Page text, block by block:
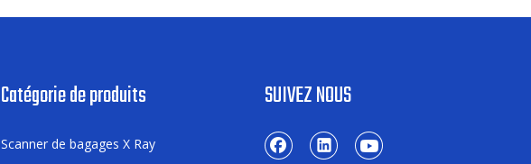
Catégorie de produits
Scanner de bagages X Ray
SUIVEZ NOUS